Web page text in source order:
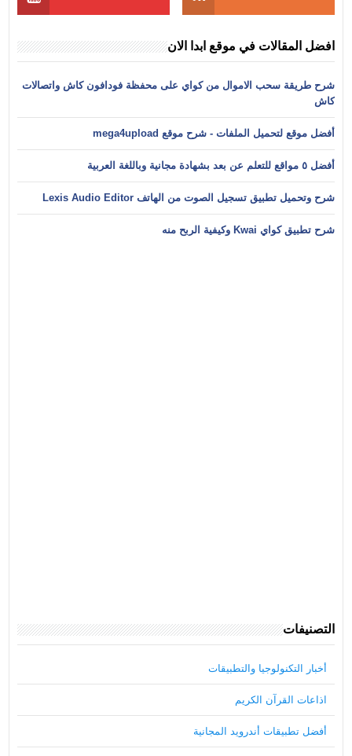
افضل المقالات في موقع ابدا الان
شرح طريقة سحب الاموال من كواي على محفظة فودافون كاش واتصالات
كاش
أفضل موقع لتحميل الملفات - شرح موقع mega4upload
أفضل ٥ مواقع للتعلم عن بعد بشهادة مجانية وباللغة العربية
شرح وتحميل تطبيق تسجيل الصوت من الهاتف Lexis Audio Editor
شرح تطبيق كواي Kwai وكيفية الربح منه
التصنيفات
أخبار التكنولوجيا والتطبيقات
اذاعات القرآن الكريم
أفضل تطبيقات أندرويد المجانية